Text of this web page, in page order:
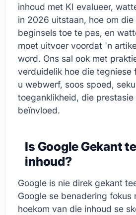
inhoud met KI evalueer,
in 2026 uitstaan, hoe om die
beginsels toe te pas, en
moet uitvoer voordat 'n
word. Ons sal ook met
verduidelik hoe die tegniese
u webwerf, soos spoed,
toeganklikheid, die prestasie
beïnvloed.
Is Google Gekant
inhoud?
Google is nie direk gekant
Google se benadering fokus
hoekom van die inhoud se